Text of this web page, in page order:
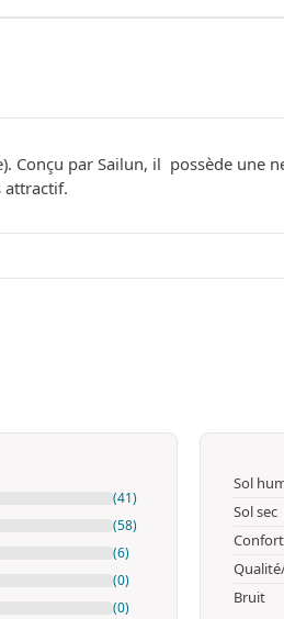
Conçu par Sailun, il possède
attractif.
(41)
(58)
(6)
(0)
(0)
Sol
Sol sec
Confort
Bruit